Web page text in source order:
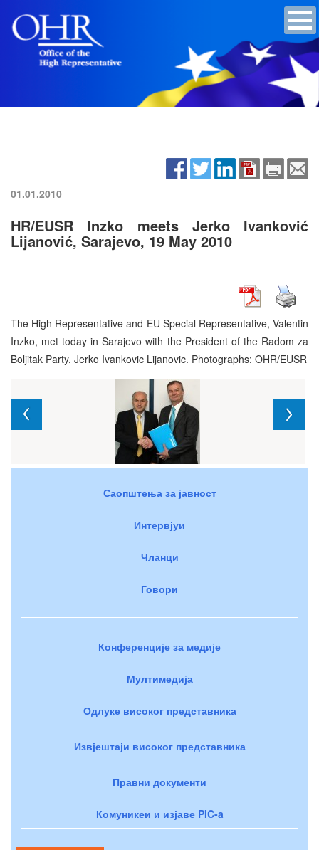
01.01.2010
HR/EUSR Inzko meets Jerko Ivanković
Lijanović, Sarajevo, 19 May 2010
The High Representative and EU Special Representative, Valentin
Inzko, met today in Sarajevo with the President of the Radom za
Boljitak Party, Jerko Ivankovic Lijanovic. Photographs: OHR/EUSR
Саопштења за јавност
Интервјуи
Чланци
Говори
Конференције за медије
Мултимедија
Одлуке високог представника
Извјештаји високог представника
Правни документи
Комуникеи и изјаве PIC-a